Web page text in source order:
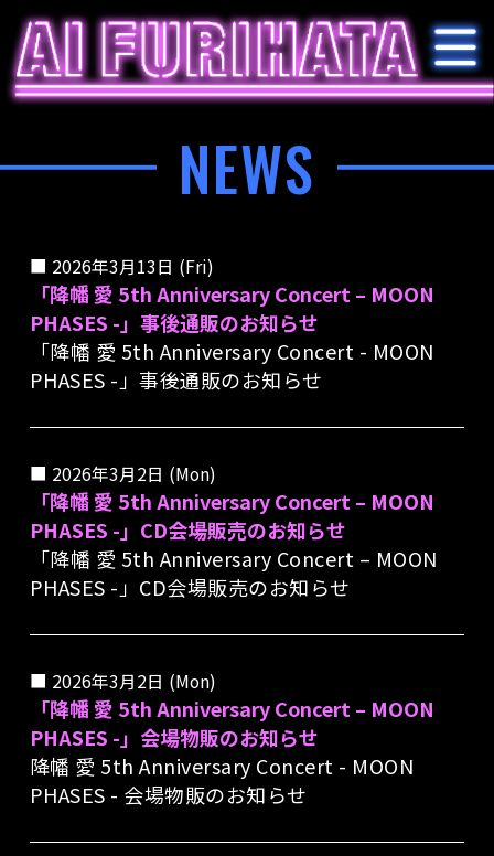
NEWS
2026年3月13日 (Fri)
「降幡 愛 5th Anniversary Concert – MOON
PHASES -」事後通販のお知らせ
「降幡 愛 5th Anniversary Concert - MOON
PHASES -」事後通販のお知らせ
2026年3月2日 (Mon)
「降幡 愛 5th Anniversary Concert – MOON
PHASES -」CD会場販売のお知らせ
「降幡 愛 5th Anniversary Concert – MOON
PHASES -」CD会場販売のお知らせ
2026年3月2日 (Mon)
「降幡 愛 5th Anniversary Concert – MOON
PHASES -」会場物販のお知らせ
降幡 愛 5th Anniversary Concert - MOON
PHASES - 会場物販のお知らせ